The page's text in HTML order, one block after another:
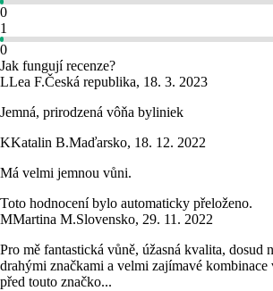
0
1
0
Jak fungují recenze?
LLea F.Česká republika, 18. 3. 2023
Jemná, prirodzená vôňa byliniek
KKatalin B.Maďarsko, 18. 12. 2022
Má velmi jemnou vůni.
Toto hodnocení bylo automaticky přeloženo.
MMartina M.Slovensko, 29. 11. 2022
Pro mě fantastická vůně, úžasná kvalita, dosud
drahými značkami a velmi zajímavé
před touto značko...